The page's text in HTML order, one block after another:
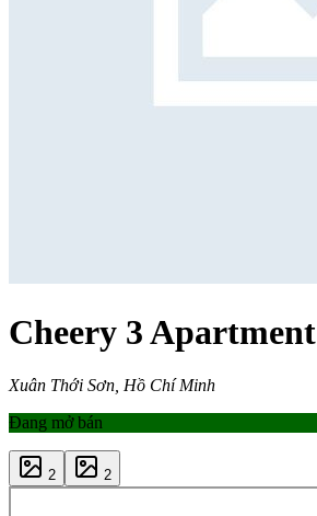
Cheery 3 Apartment
Xuân Thới Sơn, Hồ Chí Minh
Đang mở bán
2 2